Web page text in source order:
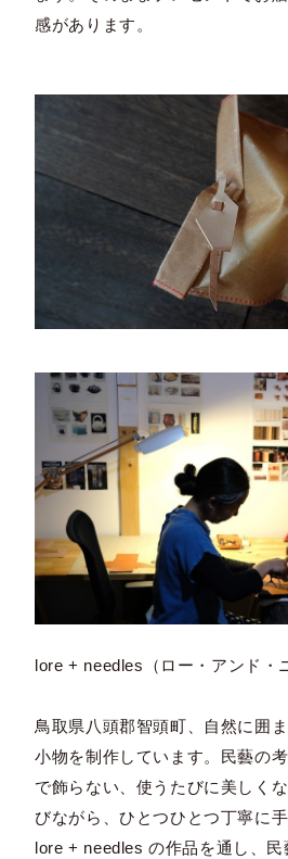
感があります。
lore + needles（ロー・アンド・
鳥取県八頭郡智頭町、自然に囲
小物を制作しています。民藝の
で飾らない、使うたびに美しく
びながら、ひとつひとつ丁寧に
lore + needles の作品を通し、